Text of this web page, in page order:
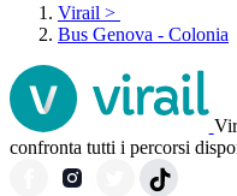
Virail >
Bus Genova - Colonia
confronta tutti i percorsi